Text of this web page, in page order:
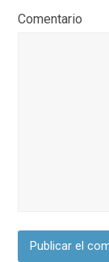
Comentario